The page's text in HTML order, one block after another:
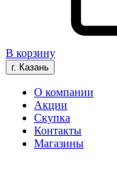
В корзину
г. Казань
О компании
Акции
Скупка
Контакты
Магазины